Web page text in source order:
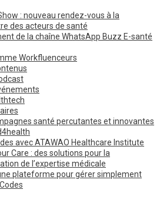
: nouveau rendez-vous à la
des acteurs de santé
de la chaîne WhatsApp Buzz E-santé
Workfluenceurs
santé percutantes et innovantes
avec ATAWAO Healthcare Institute
Care : des solutions pour la
de l’expertise médicale
plateforme pour gérer simplement